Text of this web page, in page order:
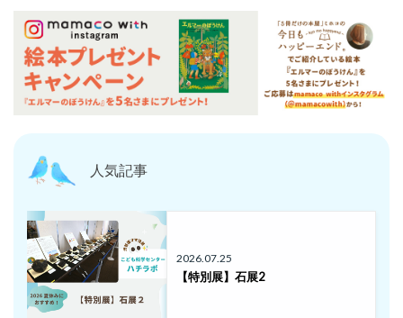
人気記事
2026.07.25
【特別展】石展2